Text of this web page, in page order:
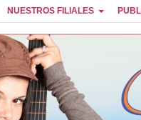
NUESTROS FILIALES